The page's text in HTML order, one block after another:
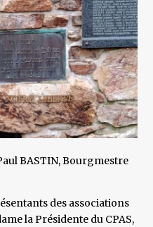
BASTIN, Bourgmestre
des associations
la Présidente du CPAS,